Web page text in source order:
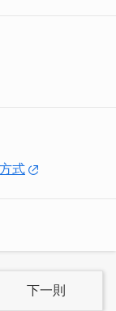
，超過癮！
式
下一則